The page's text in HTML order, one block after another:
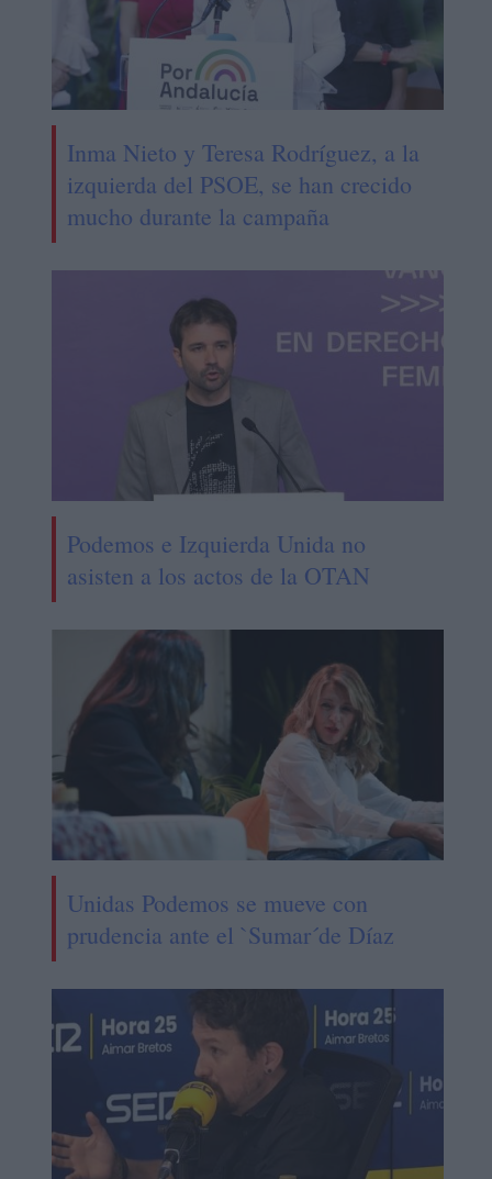
Inma Nieto y Teresa Rodríguez, a la
izquierda del PSOE, se han crecido
mucho durante la campaña
Podemos e Izquierda Unida no
asisten a los actos de la OTAN
Unidas Podemos se mueve con
prudencia ante el `Sumar´de Díaz